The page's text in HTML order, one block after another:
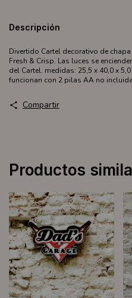
Descripción
Divertido Cartel decorativo de
Fresh & Crisp. Las luces se
del Cartel. medidas: 25,5 x 40,0 x
funcionan con 2 pilas AA no
Compartir
Productos